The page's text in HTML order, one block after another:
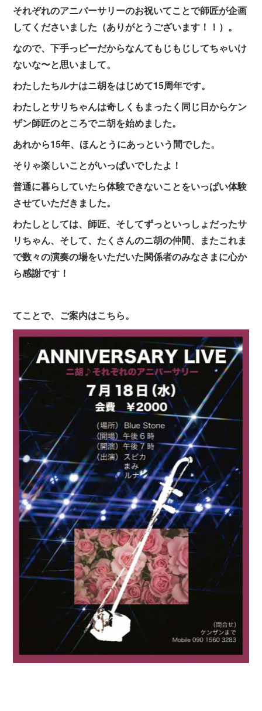
それぞれのアニバーサリーのお祝いてことで師匠が企画
してくださいました（ありがとうございます！！）。
なので、下手っピーだからなんてもじもじしてちゃいけ
ないな〜と思いまして。
わたしたちルナはニ胡をはじめて15周年です。
わたしとサリちゃんは奇しくもまったく同じ日からケン
ザン師匠のところでニ胡を始めました。
あれから15年、ほんとうにあっという間でした。
そりゃ楽しいことがいっぱいでしたよ！
普通に暮らしていたら体験できないことをいっぱい体験
させていただきました。
わたしとしては、師匠、そしてずっといっしょだったサ
リちゃん、そして、たくさんのニ胡の仲間、またこれま
で数々の演奏の場をいただいた関係者のみなさまに心か
ら感謝です！
てことで、ご案内はこちら。